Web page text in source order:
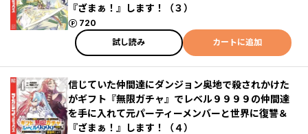
『ざまぁ！』します！（３）
720
ポイント
試し読み
カートに追加
信じていた仲間達にダンジョン奥地で殺されかけた
がギフト『無限ガチャ』でレベル９９９９の仲間達
を手に入れて元パーティーメンバーと世界に復讐＆
『ざまぁ！』します！（４）